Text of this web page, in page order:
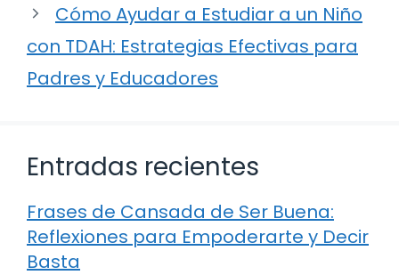
Cómo Ayudar a Estudiar a un Niño
con TDAH: Estrategias Efectivas para
Padres y Educadores
Entradas recientes
Frases de Cansada de Ser Buena:
Reflexiones para Empoderarte y Decir
Basta